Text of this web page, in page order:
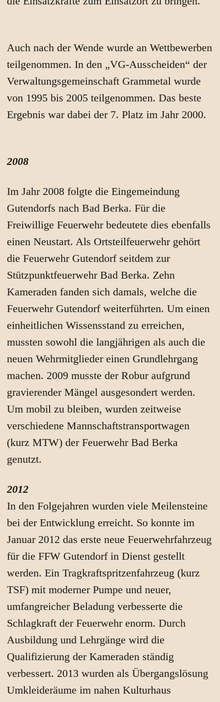
Auch nach der Wende wurde an Wettbewerben
teilgenommen. In den „VG-Ausscheiden“ der
Verwaltungsgemeinschaft Grammetal wurde
von 1995 bis 2005 teilgenommen. Das beste
Ergebnis war dabei der 7. Platz im Jahr 2000.
2008
Im Jahr 2008 folgte die Eingemeindung
Gutendorfs nach Bad Berka. Für die
Freiwillige Feuerwehr bedeutete dies ebenfalls
einen Neustart. Als Ortsteilfeuerwehr gehört
die Feuerwehr Gutendorf seitdem zur
Stützpunktfeuerwehr Bad Berka. Zehn
Kameraden fanden sich damals, welche die
Feuerwehr Gutendorf weiterführten. Um einen
einheitlichen Wissensstand zu erreichen,
mussten sowohl die langjährigen als auch die
neuen Wehrmitglieder einen Grundlehrgang
machen. 2009 musste der Robur aufgrund
gravierender Mängel ausgesondert werden.
Um mobil zu bleiben, wurden zeitweise
verschiedene Mannschaftstransportwagen
(kurz MTW) der Feuerwehr Bad Berka
genutzt.
2012
In den Folgejahren wurden viele Meilensteine
bei der Entwicklung erreicht. So konnte im
Januar 2012 das erste neue Feuerwehrfahrzeug
für die FFW Gutendorf in Dienst gestellt
werden. Ein Tragkraftspritzenfahrzeug (kurz
TSF) mit moderner Pumpe und neuer,
umfangreicher Beladung verbesserte die
Schlagkraft der Feuerwehr enorm. Durch
Ausbildung und Lehrgänge wird die
Qualifizierung der Kameraden ständig
verbessert. 2013 wurden als Übergangslösung
Umkleideräume im nahen Kulturhaus